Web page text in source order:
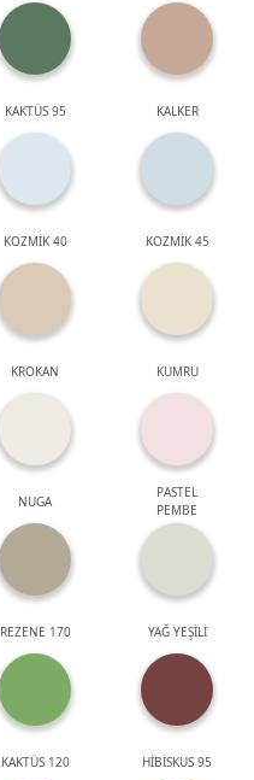
KAKTÜS 95 KALKER
KOZMİK 40 KOZMİK 45
KROKAN KUMRU
NUGA
PASTEL
PEMBE
REZENE 170 YAĞ YEŞİLİ
KAKTÜS 120 HİBİSKUS 95